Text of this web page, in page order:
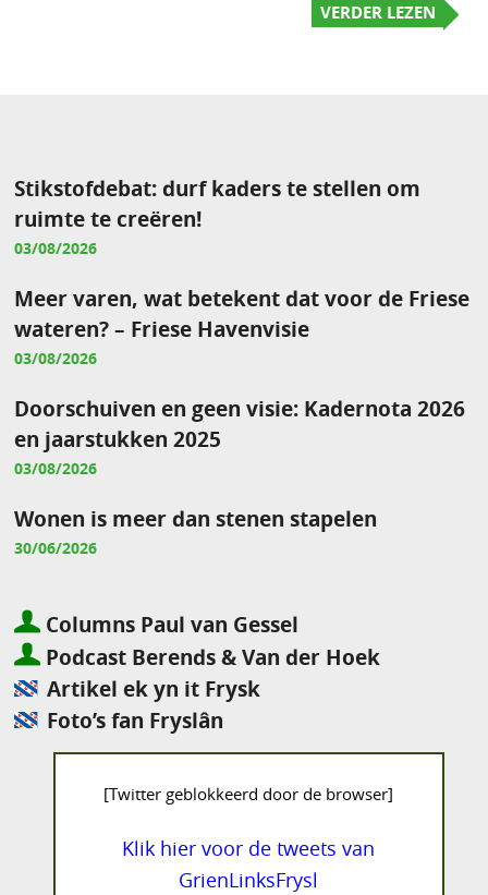
VERDER LEZEN
Stikstofdebat: durf kaders te stellen om
ruimte te creëren!
03/08/2026
Meer varen, wat betekent dat voor de Friese
wateren? – Friese Havenvisie
03/08/2026
Doorschuiven en geen visie: Kadernota 2026
en jaarstukken 2025
03/08/2026
Wonen is meer dan stenen stapelen
30/06/2026
Columns Paul van Gessel
Podcast Berends & Van der Hoek
Artikel ek yn it Frysk
Foto’s fan Fryslân
[Twitter geblokkeerd door de browser]
Klik hier voor de tweets van
GrienLinksFrysl